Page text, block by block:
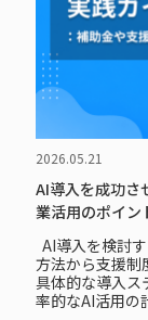
2026.05.21
AI導入を成功さ
業活用のポイン
AI導入を検討
方法から支援制
具体的な導入ス
率的なAI活用